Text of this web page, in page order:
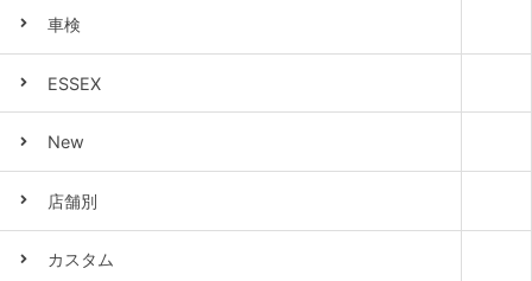
車検
ESSEX
New
店舗別
カスタム